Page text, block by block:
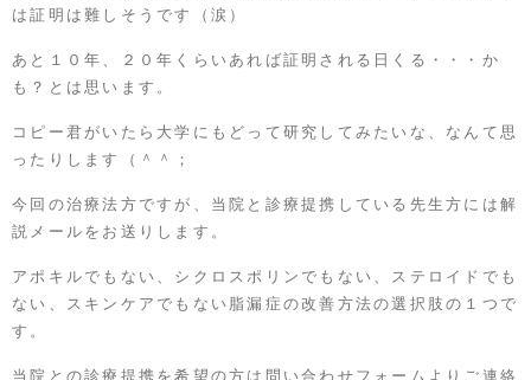
は証明は難しそうです（涙）
あと１０年、２０年くらいあれば証明される日くる・・・か
も？とは思います。
コピー君がいたら大学にもどって研究してみたいな、なんて思
ったりします（＾＾；
今回の治療法方ですが、当院と診療提携している先生方には解
説メールをお送りします。
アポキルでもない、シクロスポリンでもない、ステロイドでも
ない、スキンケアでもない脂漏症の改善方法の選択肢の１つで
す。
当院との診療提携を希望の方は問い合わせフォームよりご連絡